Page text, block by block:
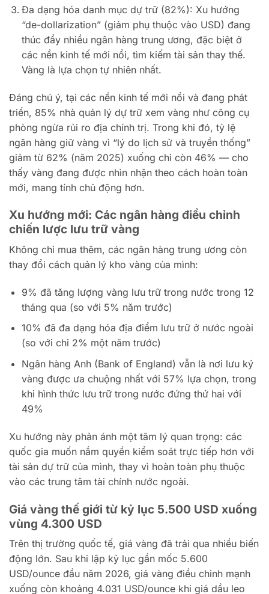
Đa dạng hóa danh mục dự trữ (82%): Xu hướng
“de-dollarization” (giảm phụ thuộc vào USD) đang
thúc đẩy nhiều ngân hàng trung ương, đặc biệt ở
các nền kinh tế mới nổi, tìm kiếm tài sản thay thế.
Vàng là lựa chọn tự nhiên nhất.
Đáng chú ý, tại các nền kinh tế mới nổi và đang phát
triển, 85% nhà quản lý dự trữ xem vàng như công cụ
phòng ngừa rủi ro địa chính trị. Trong khi đó, tỷ lệ
ngân hàng giữ vàng vì “lý do lịch sử và truyền thống”
giảm từ 62% (năm 2025) xuống chỉ còn 46% — cho
thấy vàng đang được nhìn nhận theo cách hoàn toàn
mới, mang tính chủ động hơn.
Xu hướng mới: Các ngân hàng điều chỉnh
chiến lược lưu trữ vàng
Không chỉ mua thêm, các ngân hàng trung ương còn
thay đổi cách quản lý kho vàng của mình:
9% đã tăng lượng vàng lưu trữ trong nước trong 12
tháng qua (so với 5% năm trước)
10% đã đa dạng hóa địa điểm lưu trữ ở nước ngoài
(so với chỉ 2% một năm trước)
Ngân hàng Anh (Bank of England) vẫn là nơi lưu ký
vàng được ưa chuộng nhất với 57% lựa chọn, trong
khi hình thức lưu trữ trong nước đứng thứ hai với
49%
Xu hướng này phản ánh một tâm lý quan trọng: các
quốc gia muốn nắm quyền kiểm soát trực tiếp hơn với
tài sản dự trữ của mình, thay vì hoàn toàn phụ thuộc
vào các trung tâm tài chính nước ngoài.
Giá vàng thế giới từ kỷ lục 5.500 USD xuống
vùng 4.300 USD
Trên thị trường quốc tế, giá vàng đã trải qua nhiều biến
động lớn. Sau khi lập kỷ lục gần mốc 5.600
USD/ounce đầu năm 2026, giá vàng điều chỉnh mạnh
xuống còn khoảng 4.031 USD/ounce khi giá dầu leo